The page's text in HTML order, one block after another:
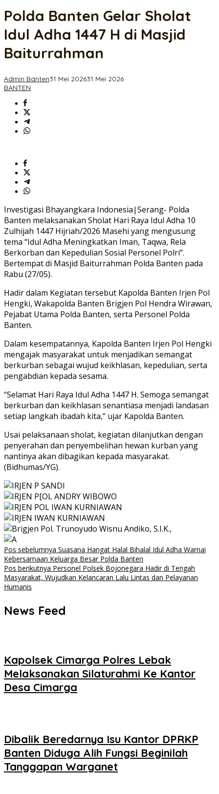
Sholat
Adha
H
Baiturrahman
Polda Banten Gelar Sholat
Idul Adha 1447 H di Masjid
Baiturrahman
Admin Banten31 Mei 202631 Mei 2026
BANTEN
Investigasi Bhayangkara Indonesia|Serang- Polda
Banten melaksanakan Sholat Hari Raya Idul Adha 10
Zulhijah 1447 Hijriah/2026 Masehi yang mengusung
tema “Idul Adha Meningkatkan Iman, Taqwa, Rela
Berkorban dan Kepedulian Sosial Personel Polri”.
Bertempat di Masjid Baiturrahman Polda Banten pada
Rabu (27/05).
Hadir dalam Kegiatan tersebut Kapolda Banten Irjen Pol
Hengki, Wakapolda Banten Brigjen Pol Hendra Wirawan,
Pejabat Utama Polda Banten, serta Personel Polda
Banten.
Dalam kesempatannya, Kapolda Banten Irjen Pol Hengki
mengajak masyarakat untuk menjadikan semangat
berkurban sebagai wujud keikhlasan, kepedulian, serta
pengabdian kepada sesama.
“Selamat Hari Raya Idul Adha 1447 H. Semoga semangat
berkurban dan keikhlasan senantiasa menjadi landasan
setiap langkah ibadah kita,” ujar Kapolda Banten.
Usai pelaksanaan sholat, kegiatan dilanjutkan dengan
penyerahan dan penyembelihan hewan kurban yang
nantinya akan dibagikan kepada masyarakat.
(Bidhumas/YG).
Navigasi
pos
Pos sebelumnya Suasana Hangat Halal Bihalal Idul Adha Warnai
Kebersamaan Keluarga Besar Polda Banten
Pos berikutnya Personel Polsek Bojonegara Hadir di Tengah
Masyarakat, Wujudkan Kelancaran Lalu Lintas dan Pelayanan
Humanis
News Feed
Kapolsek Cimarga Polres Lebak
Melaksanakan Silaturahmi Ke Kantor
Desa Cimarga
Dibalik Beredarnya Isu Kantor DPRKP
Banten Diduga Alih Fungsi Beginilah
Tanggapan Warganet